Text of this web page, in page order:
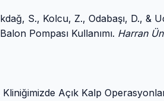
S., Kolcu, Z., Odabaşı, D., &
Pompası Kullanımı. Harran
Açık Kalp